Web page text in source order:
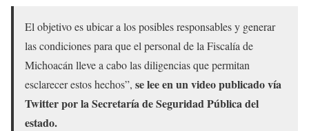
El objetivo es ubicar a los posibles responsables y generar
las condiciones para que el personal de la Fiscalía de
Michoacán lleve a cabo las diligencias que permitan
esclarecer estos hechos”, se lee en un video publicado vía
Twitter por la Secretaría de Seguridad Pública del
estado.